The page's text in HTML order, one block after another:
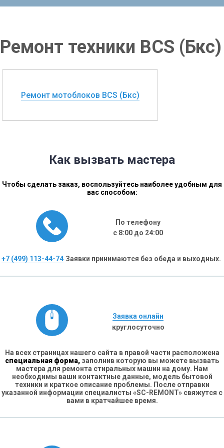
Ремонт техники BCS (Бкс)
Ремонт мотоблоков BCS (Бкс)
Как вызвать мастера
Чтобы сделать заказ, воспользуйтесь наиболее удобным для
вас способом:
По телефону
с 8:00 до 24:00
+7 (499) 113-44-74 Заявки принимаются без обеда и выходных.
Заявка онлайн
круглосуточно
На всех страницах нашего сайта в правой части расположена
специальная форма, заполнив которую вы можете вызвать
мастера для ремонта стиральных машин на дому. Нам
необходимы ваши контактные данные, модель бытовой
техники и краткое описание проблемы. После отправки
указанной информации специалисты «SC-REMONT» свяжутся с
вами в кратчайшее время.